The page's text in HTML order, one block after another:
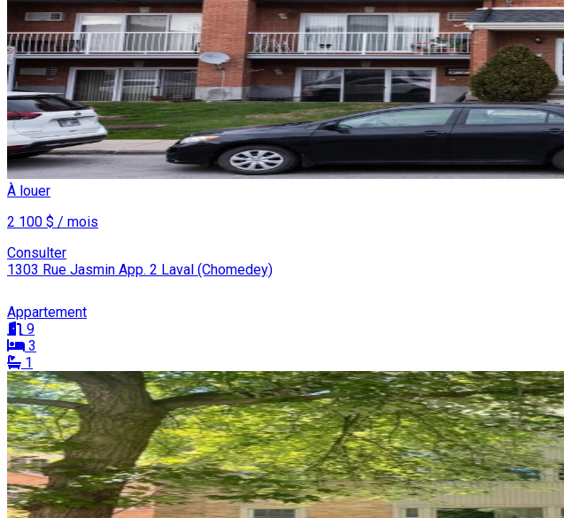
À louer
2 100 $ / mois
Consulter
1303 Rue Jasmin App. 2 Laval (Chomedey)
Appartement
9
3
1